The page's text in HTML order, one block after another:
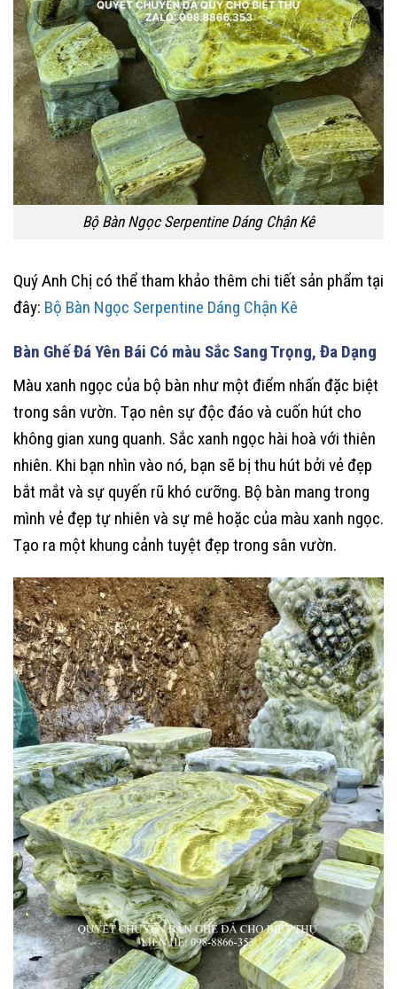
Bộ Bàn Ngọc Serpentine Dáng Chận Kê
Quý Anh Chị có thể tham khảo thêm chi tiết sản phẩm tại
đây: Bộ Bàn Ngọc Serpentine Dáng Chận Kê
Bàn Ghế Đá Yên Bái Có màu Sắc Sang Trọng, Đa Dạng
Màu xanh ngọc của bộ bàn như một điểm nhấn đặc biệt
trong sân vườn. Tạo nên sự độc đáo và cuốn hút cho
không gian xung quanh. Sắc xanh ngọc hài hoà với thiên
nhiên. Khi bạn nhìn vào nó, bạn sẽ bị thu hút bởi vẻ đẹp
bắt mắt và sự quyến rũ khó cưỡng. Bộ bàn mang trong
mình vẻ đẹp tự nhiên và sự mê hoặc của màu xanh ngọc.
Tạo ra một khung cảnh tuyệt đẹp trong sân vườn.